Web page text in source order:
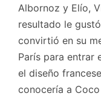
Albornoz y Elío,
resultado le
convirtió en su
París para entrar
el diseño
conocería a